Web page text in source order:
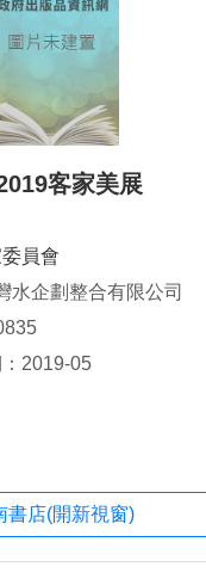
客家美展
員會
水企劃整合有限公司
2019-05
書店(開新視窗)